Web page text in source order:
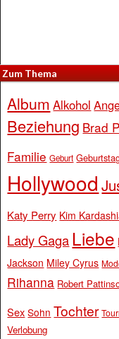
Zum Thema
Album Alkohol
Beziehung Brad
Familie Geburt
Hollywood
Katy Perry Kim
Lady Gaga Liebe
Jackson Miley Cyrus
Rihanna Robert
Sex Sohn Tochter
Verlobung